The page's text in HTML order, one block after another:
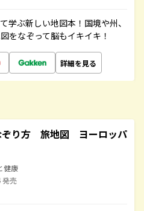
学ぶ新しい地図本！国境や州、
をなぞって脳もイキイキ！
詳細を見る
ぞり方 旅地図 ヨーロッパ
健康
発売